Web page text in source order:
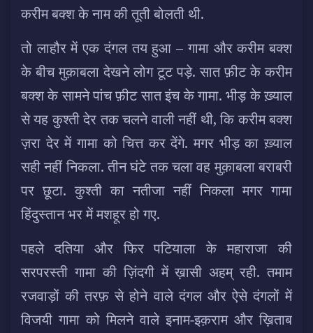
करीम बक्श के नाम की तूती बोलती थी.
तो लाहौर में एक दंगल तय हुआ – गामा और करीम बक्श
के बीच मुक़ाबला देखने लोग टूट पड़े. सात फ़ीट के करीम
बक्श के सामने पांच फ़ीट सात इंच के गामा. भीड़ के ख़्याल
से यह कुश्ती देर तक चलने वाली नहीं थी, कि करीम बक्श
ज़रा देर में गामा को चित्त कर देंगे. मगर भीड़ का ख़्याल
सही नहीं निकला. तीन घंटे तक चला वह मुक़ाबला बराबरी
पर छूटा. कुश्ती का नतीजा नहीं निकला मगर गामा
हिंदुस्तान भर में मशहूर हो गए.
पहले दतिया और फिर पटियाला के महाराजा की
सरपरस्ती गामा की ज़िंदगी में ख़ासी अहम् रही. तमाम
रजवाड़ों की तरफ़ से होने वाले दंगल और ऐसे दंगलों में
विजयी गामा को मिलने वाले इनाम-इक़राम और ख़िताब